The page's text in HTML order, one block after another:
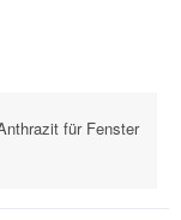
für Fenster